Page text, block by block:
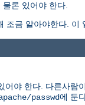
론 있어야 한다.
금 알아야한다.
야 한다. 다른사
passwd에 둔